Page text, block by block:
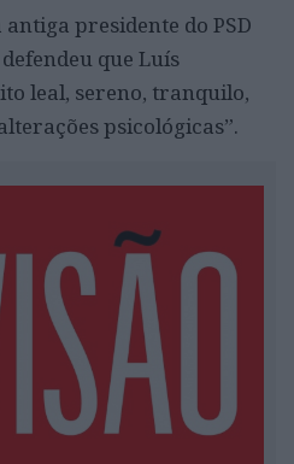
presidente do PSD
que Luís
leal, sereno, tranquilo,
psicológicas”.